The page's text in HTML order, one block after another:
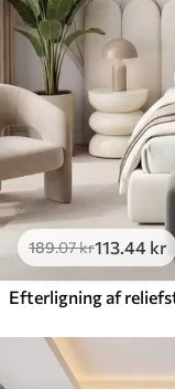
189.07kr113.44 kr